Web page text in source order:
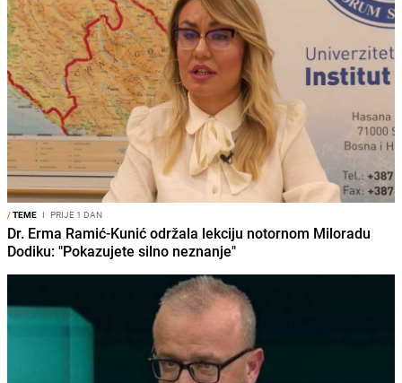
/TEME I PRIJE 1 DAN
Dr. Erma Ramić-Kunić održala lekciju notornom Miloradu
Dodiku: "Pokazujete silno neznanje"